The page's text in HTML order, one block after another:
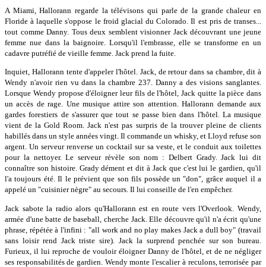
A Miami, Hallorann regarde la télévisons qui parle de la grande chaleur en
Floride à laquelle s'oppose le froid glacial du Colorado. Il est pris de transes...
tout comme Danny. Tous deux semblent visionner Jack découvrant une jeune
femme nue dans la baignoire. Lorsqu'il l'embrasse, elle se transforme en un
cadavre putréfié de vieille femme. Jack prend la fuite.
Inquiet, Hallorann tente d'appeler l'hôtel. Jack, de retour dans sa chambre, dit à
Wendy n'avoir rien vu dans la chambre 237. Danny a des visions sanglantes.
Lorsque Wendy propose d'éloigner leur fils de l'hôtel, Jack quitte la pièce dans
un accès de rage. Une musique attire son attention. Hallorann demande aux
gardes forestiers de s'assurer que tout se passe bien dans l'hôtel. La musique
vient de la Gold Room. Jack n'est pas surpris de la trouver pleine de clients
habillés dans un style années vingt. Il commande un whisky, et Lloyd refuse son
argent. Un serveur renverse un cocktail sur sa veste, et le conduit aux toilettes
pour la nettoyer. Le serveur révèle son nom : Delbert Grady. Jack lui dit
connaître son histoire. Grady dément et dit à Jack que c'est lui le gardien, qu'il
l'a toujours été. Il le prévient que son fils possède un "don", grâce auquel il a
appelé un "cuisinier nègre" au secours. Il lui conseille de l'en empêcher.
Jack sabote la radio alors qu'Hallorann est en route vers l'Overlook. Wendy,
armée d'une batte de baseball, cherche Jack. Elle découvre qu'il n'a écrit qu'une
phrase, répétée à l'infini : "all work and no play makes Jack a dull boy" (travail
sans loisir rend Jack triste sire). Jack la surprend penchée sur son bureau.
Furieux, il lui reproche de vouloir éloigner Danny de l'hôtel, et de ne négliger
ses responsabilités de gardien. Wendy monte l'escalier à reculons, terrorisée par